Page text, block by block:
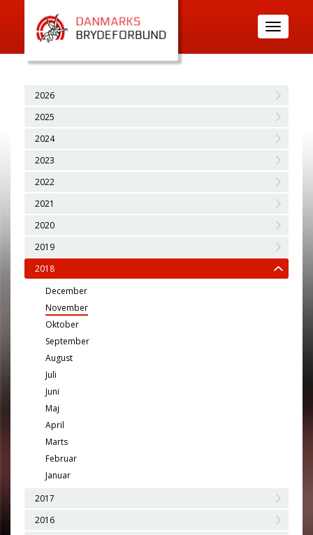
Toggle
navigation
2026
2025
2024
2023
2022
2021
2020
2019
2018
December
November
Oktober
September
August
Juli
Juni
Maj
April
Marts
Februar
Januar
2017
2016